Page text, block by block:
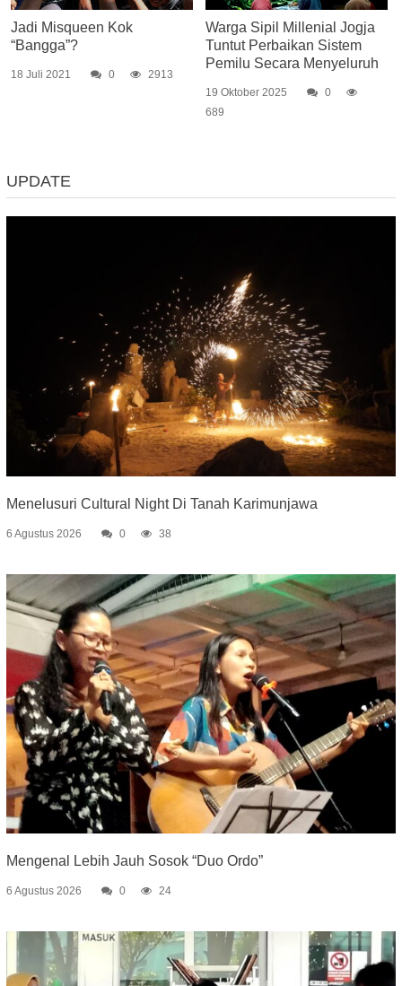
Jadi Misqueen Kok
“Bangga”?
18 Juli 2021 0 2913
Warga Sipil Millenial Jogja
Tuntut Perbaikan Sistem
Pemilu Secara Menyeluruh
19 Oktober 2025
0
689
UPDATE
Menelusuri Cultural Night Di Tanah Karimunjawa
6 Agustus 2026 0 38
Mengenal Lebih Jauh Sosok “Duo Ordo”
6 Agustus 2026 0 24